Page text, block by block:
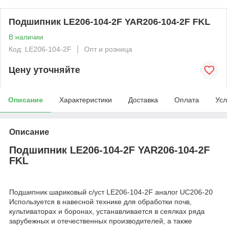
Подшипник LE206-104-2F YAR206-104-2F FKL
В наличии
Код: LE206-104-2F
Опт и розница
Цену уточняйте
Описание Характеристики Доставка Оплата
Описание
Подшипник LE206-104-2F YAR206-104-2F
FKL
Подшипник шариковый с/уст LE206-104-2F аналог UC206-20
Используется в навесной технике для обработки почв,
культиваторах и боронах, устанавливается в сеялках ряда
зарубежных и отечественных производителей, а также